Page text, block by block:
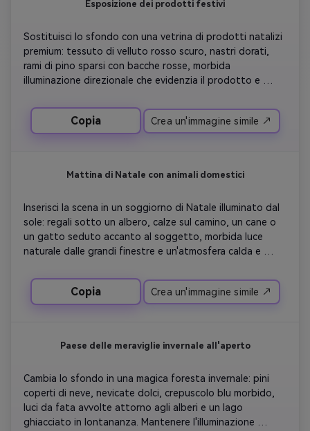
Esposizione dei prodotti festivi
Sostituisci lo sfondo con una vetrina di prodotti natalizi
premium: tessuto di velluto rosso scuro, nastri dorati,
rami di pino sparsi con bacche rosse, morbida
illuminazione direzionale che evidenzia il prodotto e
vacanza di e-commerce.
Copia Crea un'immagine simile ↗
Mattina di Natale con animali domestici
Inserisci la scena in un soggiorno di Natale illuminato dal
sole: regali sotto un albero, calze sul camino, un cane o
un gatto seduto accanto al soggetto, morbida luce
naturale dalle grandi finestre e un'atmosfera calda e
soggetto nell'ambiente festivo.
Copia Crea un'immagine simile ↗
Paese delle meraviglie invernale all'aperto
Cambia lo sfondo in una magica foresta invernale: pini
coperti di neve, nevicate dolci, crepuscolo blu morbido,
luci da fata avvolte attorno agli alberi e un lago
ghiacciato in lontananza. Mantenere l'illuminazione